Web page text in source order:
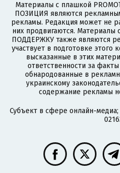
Материалы с плашкой
ПОЗИЦИЯ являются
рекламы. Редакция может не
них продвигаются.
ПОДДЕРЖКУ также являются
участвует в подготовке этого
высказанные в этих
ответственности за
обнародованные в
украинскому
содержание рекламы
Субъект в сфере онлайн-